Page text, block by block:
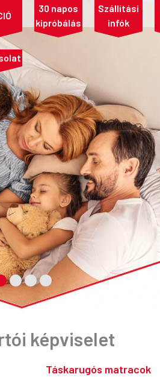
30 napos
kipróbálás
Szállítási
infók
képviselet
Táskarugós matracok